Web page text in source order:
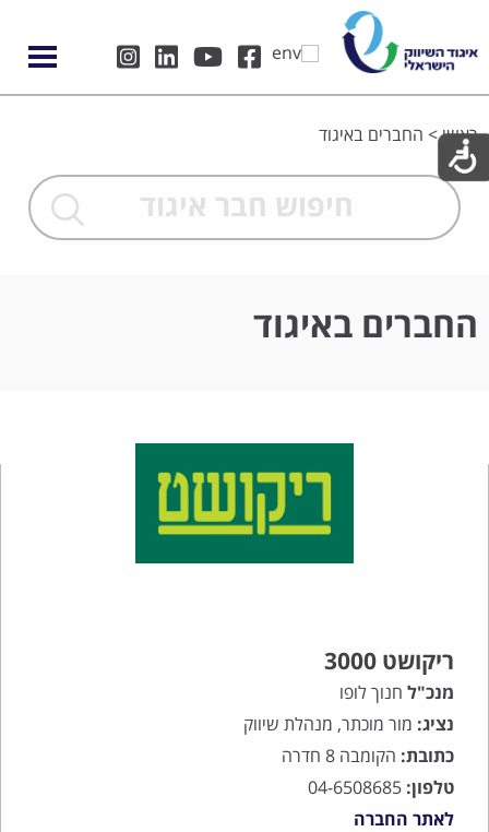
ראשי> החברים באיגוד
החברים באיגוד
ריקושט 3000
מנכ"ל חנוך לופו
נציג: מור מוכתר, מנהלת שיווק
כתובת: הקומבה 8 חדרה
טלפון: 04-6508685
לאתר החברה